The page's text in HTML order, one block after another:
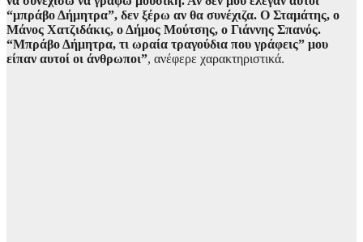
“μπράβο Δήμητρα”, δεν ξέρω αν θα συνέχιζα. Ο Σταμάτης, ο
Μάνος Χατζιδάκις, ο Δήμος Μούτσης, ο Γιάννης Σπανός.
“Μπράβο Δήμητρα, τι ωραία τραγούδια που γράφεις” μου
είπαν αυτοί οι άνθρωποι”, ανέφερε χαρακτηριστικά.